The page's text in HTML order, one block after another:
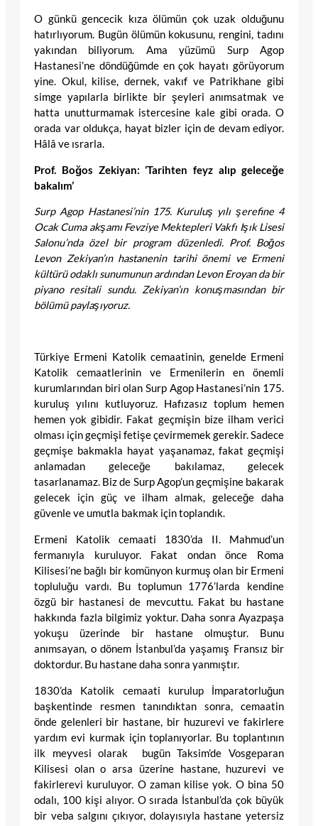
O günkü gencecik kıza ölümün çok uzak olduğunu
hatırlıyorum. Bugün ölümün kokusunu, rengini, tadını
yakından biliyorum. Ama yüzümü Surp Agop
Hastanesi’ne döndüğümde en çok hayatı görüyorum
yine. Okul, kilise, dernek, vakıf ve Patrikhane gibi
simge yapılarla birlikte bir şeyleri anımsatmak ve
hatta unutturmamak istercesine kale gibi orada. O
orada var oldukça, hayat bizler için de devam ediyor.
Hâlâ ve ısrarla.
Prof. Boğos Zekiyan: ‘Tarihten feyz alıp geleceğe
bakalım’
Surp Agop Hastanesi’nin 175. Kuruluş yılı şerefine 4
Ocak Cuma akşamı Fevziye Mektepleri Vakfı Işık Lisesi
Salonu’nda özel bir program düzenledi. Prof. Boğos
Levon Zekiyan’ın hastanenin tarihi önemi ve Ermeni
kültürü odaklı sunumunun ardından Levon Eroyan da bir
piyano resitali sundu. Zekiyan’ın konuşmasından bir
bölümü paylaşıyoruz.
Türkiye Ermeni Katolik cemaatinin, genelde Ermeni
Katolik cemaatlerinin ve Ermenilerin en önemli
kurumlarından biri olan Surp Agop Hastanesi’nin 175.
kuruluş yılını kutluyoruz. Hafızasız toplum hemen
hemen yok gibidir. Fakat geçmişin bize ilham verici
olması için geçmişi fetişe çevirmemek gerekir. Sadece
geçmişe bakmakla hayat yaşanamaz, fakat geçmişi
anlamadan geleceğe bakılamaz, gelecek
tasarlanamaz. Biz de Surp Agop’un geçmişine bakarak
gelecek için güç ve ilham almak, geleceğe daha
güvenle ve umutla bakmak için toplandık.
Ermeni Katolik cemaati 1830’da II. Mahmud’un
fermanıyla kuruluyor. Fakat ondan önce Roma
Kilisesi’ne bağlı bir komünyon kurmuş olan bir Ermeni
topluluğu vardı. Bu toplumun 1776’larda kendine
özgü bir hastanesi de mevcuttu. Fakat bu hastane
hakkında fazla bilgimiz yoktur. Daha sonra Ayazpaşa
yokuşu üzerinde bir hastane olmuştur. Bunu
anımsayan, o dönem İstanbul’da yaşamış Fransız bir
doktordur. Bu hastane daha sonra yanmıştır.
1830’da Katolik cemaati kurulup İmparatorluğun
başkentinde resmen tanındıktan sonra, cemaatin
önde gelenleri bir hastane, bir huzurevi ve fakirlere
yardım evi kurmak için toplanıyorlar. Bu toplantının
ilk meyvesi olarak bugün Taksim’de Vosgeparan
Kilisesi olan o arsa üzerine hastane, huzurevi ve
fakirlerevi kuruluyor. O zaman kilise yok. O bina 50
odalı, 100 kişi alıyor. O sırada İstanbul’da çok büyük
bir veba salgını çıkıyor, dolayısıyla hastane yetersiz